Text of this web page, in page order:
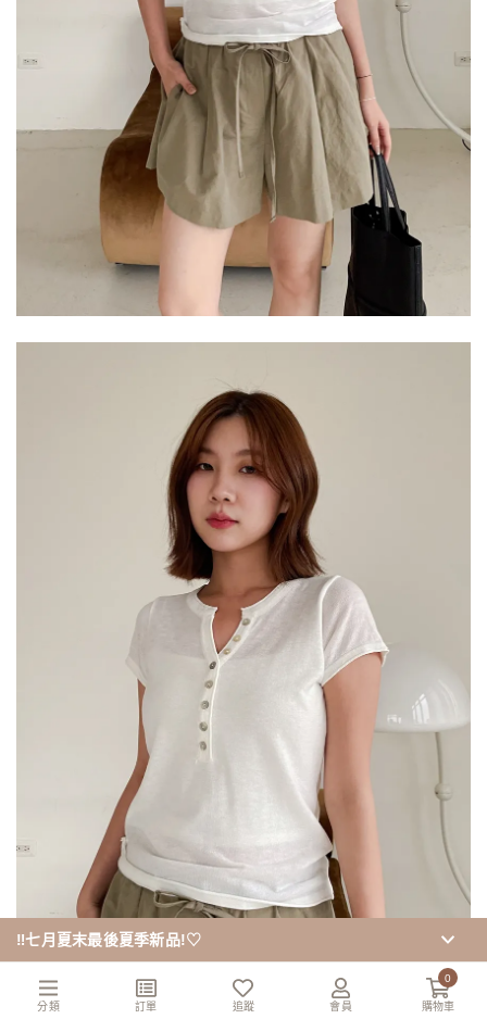
‼️七月夏末最後夏季新品!♡
分類 訂單 追蹤 會員
0
購物車